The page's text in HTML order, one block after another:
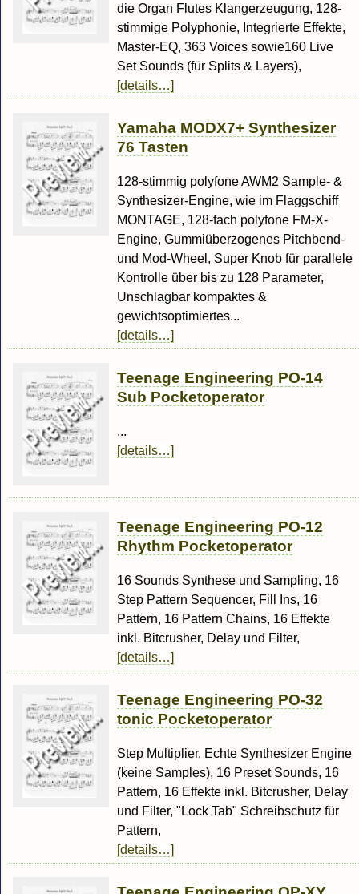
die Organ Flutes Klangerzeugung, 128-
stimmige Polyphonie, Integrierte Effekte,
Master-EQ, 363 Voices sowie160 Live
Set Sounds (für Splits & Layers),
[details…]
Yamaha MODX7+ Synthesizer
76 Tasten
128-stimmig polyfone AWM2 Sample- &
Synthesizer-Engine, wie im Flaggschiff
MONTAGE, 128-fach polyfone FM-X-
Engine, Gummiüberzogenes Pitchbend-
und Mod-Wheel, Super Knob für parallele
Kontrolle über bis zu 128 Parameter,
Unschlagbar kompaktes &
gewichtsoptimiertes...
[details…]
Teenage Engineering PO-14
Sub Pocketoperator
...
[details…]
Teenage Engineering PO-12
Rhythm Pocketoperator
16 Sounds Synthese und Sampling, 16
Step Pattern Sequencer, Fill Ins, 16
Pattern, 16 Pattern Chains, 16 Effekte
inkl. Bitcrusher, Delay und Filter,
[details…]
Teenage Engineering PO-32
tonic Pocketoperator
Step Multiplier, Echte Synthesizer Engine
(keine Samples), 16 Preset Sounds, 16
Pattern, 16 Effekte inkl. Bitcrusher, Delay
und Filter, "Lock Tab" Schreibschutz für
Pattern,
[details…]